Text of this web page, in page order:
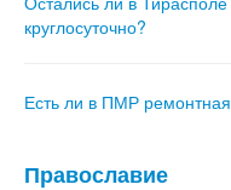
круглосуточно?
Есть ли в ПМР
Православие